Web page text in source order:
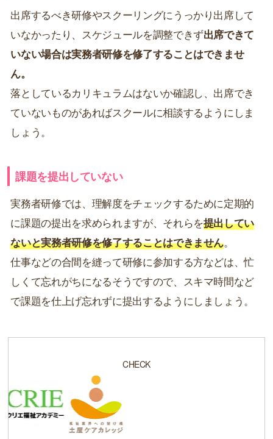
出席するべき研修やスクーリングにうっかり出席して
いなかったり、スケジュールを調整できず出席できて
いない場合は実務者研修を修了することはできませ
ん。
落としているカリキュラムはないか確認し、出席でき
ていないものがあればスクールに相談するようにしま
しょう。
課題を提出していない
実務者研修では、理解度をチェックするために定期的
に課題の提出を求められますが、それらを提出してい
ないと実務者研修を修了することはできません。
仕事などの合間を縫って研修に参加する方などは、忙
しくて忘れがちになるそうですので、スキマ時間など
で課題を仕上げ忘れずに提出するようにしましょう。
CHECK